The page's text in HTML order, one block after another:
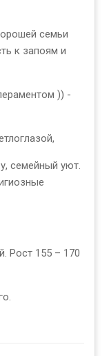
семьи
к запоям и
)) -
семейный уют.
Рост 155 – 170